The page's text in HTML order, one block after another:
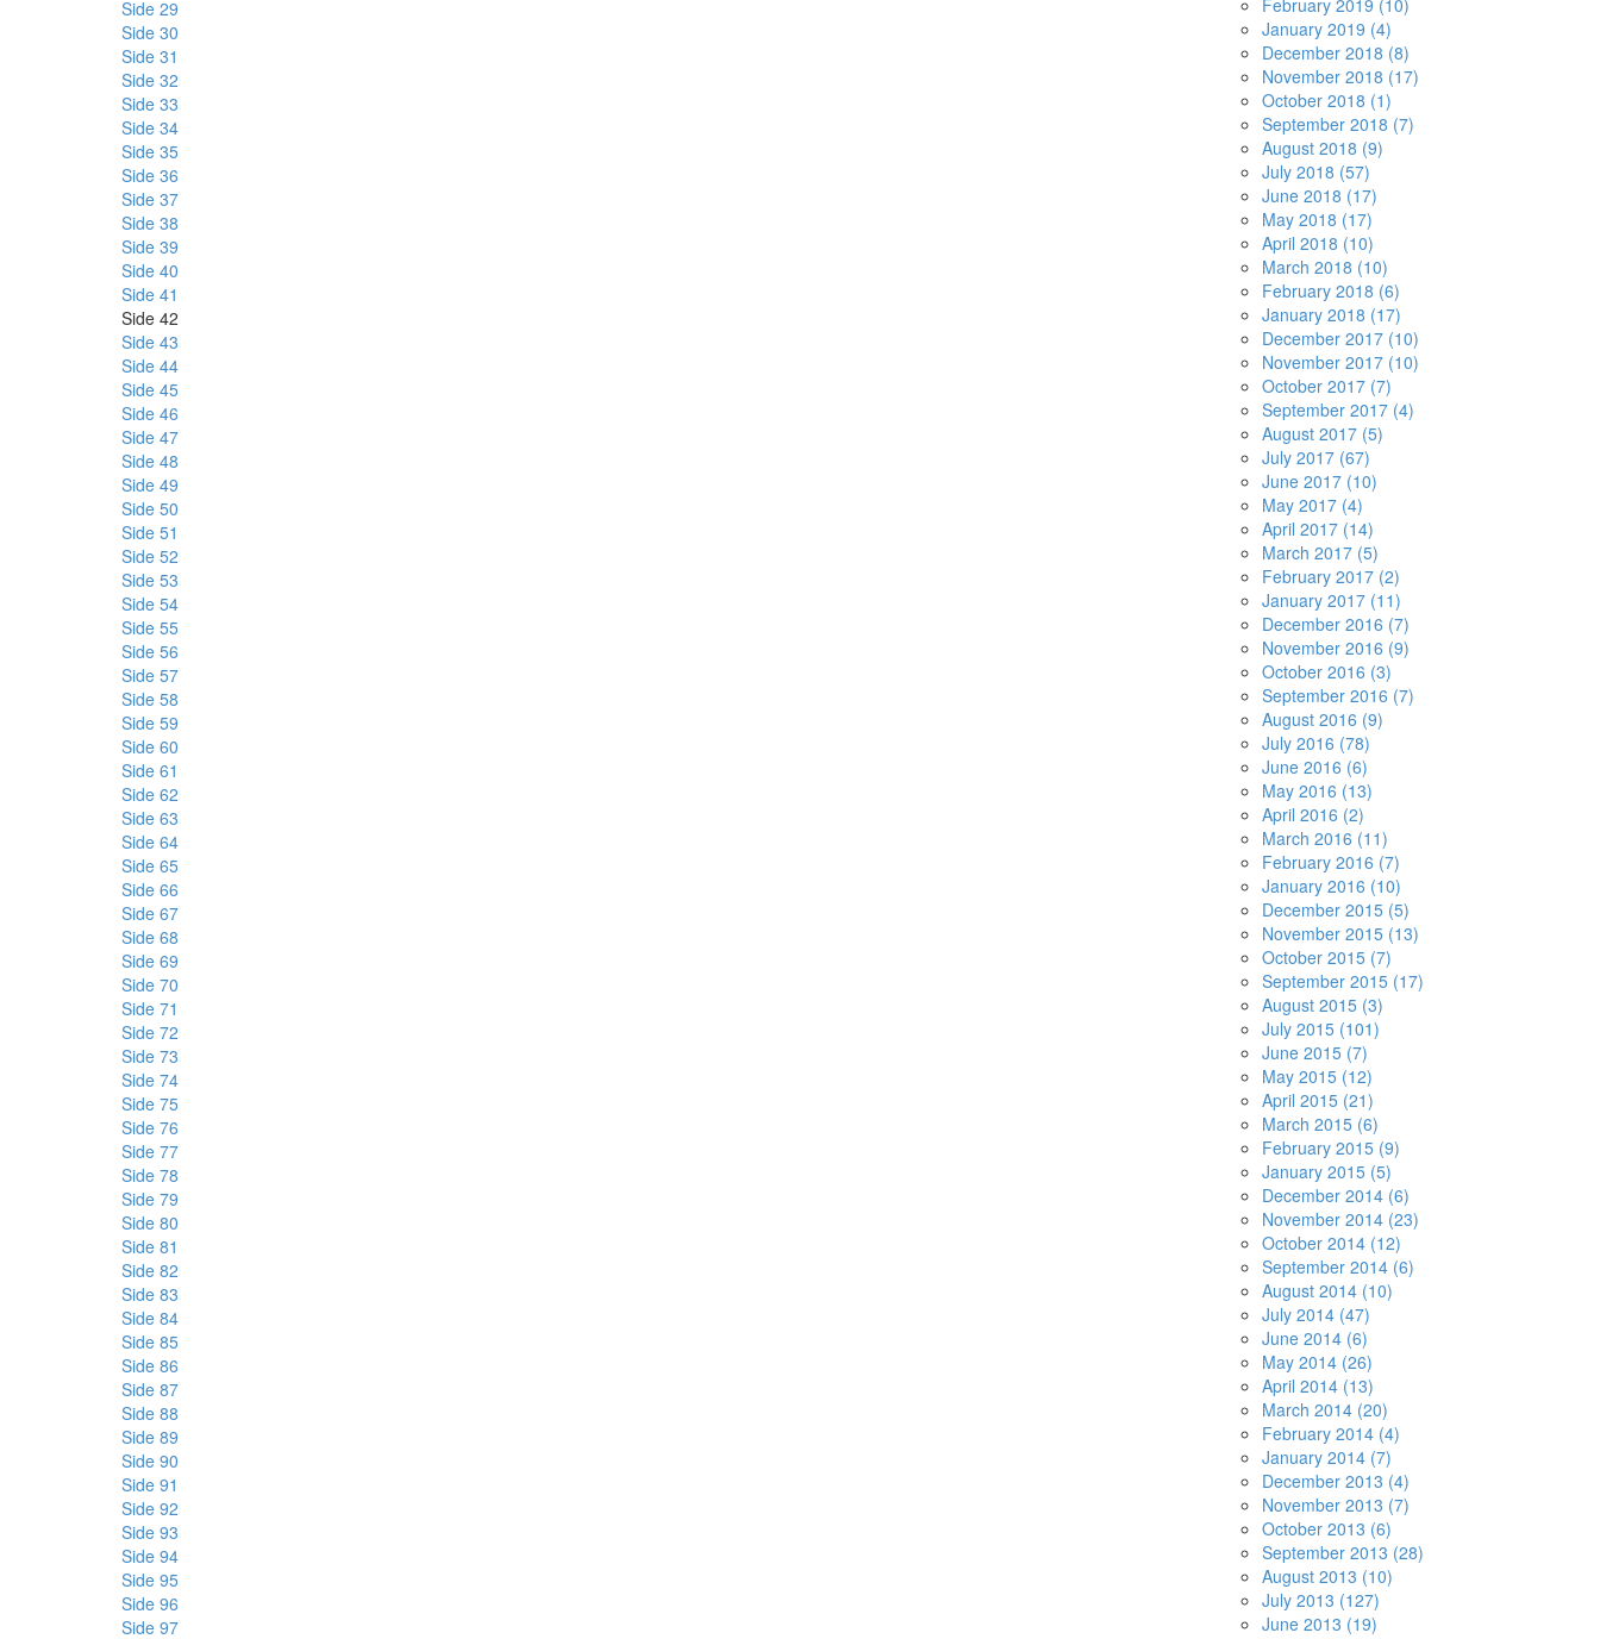
Side 29
Side 30
Side 31
Side 32
Side 33
Side 34
Side 35
Side 36
Side 37
Side 38
Side 39
Side 40
Side 41
Side 42
Side 43
Side 44
Side 45
Side 46
Side 47
Side 48
Side 49
Side 50
Side 51
Side 52
Side 53
Side 54
Side 55
Side 56
Side 57
Side 58
Side 59
Side 60
Side 61
Side 62
Side 63
Side 64
Side 65
Side 66
Side 67
Side 68
Side 69
Side 70
Side 71
Side 72
Side 73
Side 74
Side 75
Side 76
Side 77
Side 78
Side 79
Side 80
Side 81
Side 82
Side 83
Side 84
Side 85
Side 86
Side 87
Side 88
Side 89
Side 90
Side 91
Side 92
Side 93
Side 94
Side 95
Side 96
Side 97
February 2019 (10)
January 2019 (4)
December 2018 (8)
November 2018 (17)
October 2018 (1)
September 2018 (7)
August 2018 (9)
July 2018 (57)
June 2018 (17)
May 2018 (17)
April 2018 (10)
March 2018 (10)
February 2018 (6)
January 2018 (17)
December 2017 (10)
November 2017 (10)
October 2017 (7)
September 2017 (4)
August 2017 (5)
July 2017 (67)
June 2017 (10)
May 2017 (4)
April 2017 (14)
March 2017 (5)
February 2017 (2)
January 2017 (11)
December 2016 (7)
November 2016 (9)
October 2016 (3)
September 2016 (7)
August 2016 (9)
July 2016 (78)
June 2016 (6)
May 2016 (13)
April 2016 (2)
March 2016 (11)
February 2016 (7)
January 2016 (10)
December 2015 (5)
November 2015 (13)
October 2015 (7)
September 2015 (17)
August 2015 (3)
July 2015 (101)
June 2015 (7)
May 2015 (12)
April 2015 (21)
March 2015 (6)
February 2015 (9)
January 2015 (5)
December 2014 (6)
November 2014 (23)
October 2014 (12)
September 2014 (6)
August 2014 (10)
July 2014 (47)
June 2014 (6)
May 2014 (26)
April 2014 (13)
March 2014 (20)
February 2014 (4)
January 2014 (7)
December 2013 (4)
November 2013 (7)
October 2013 (6)
September 2013 (28)
August 2013 (10)
July 2013 (127)
June 2013 (19)